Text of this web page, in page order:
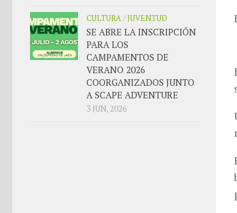
CULTURA/JUVENTUD
SE ABRE LA INSCRIPCIÓN
PARA LOS
CAMPAMENTOS DE
VERANO 2026
COORGANIZADOS JUNTO
A SCAPE ADVENTURE
3 JUN, 2026